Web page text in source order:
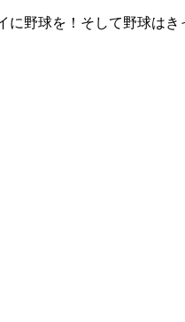
野球を！そして野球はき